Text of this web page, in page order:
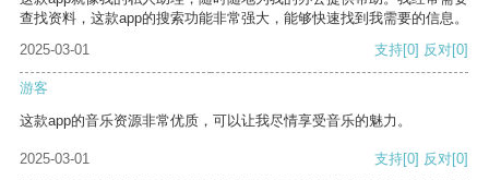
查找资料，这款app的搜索功能非常强大，能够快速找到我需要的信息。
2025-03-01
支持[0] 反对[0]
游客
这款app的音乐资源非常优质，可以让我尽情享受音乐的魅力。
2025-03-01 支持[0] 反对[0]